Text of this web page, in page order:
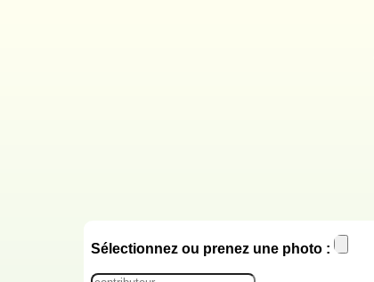
Sélectionnez ou prenez une photo :